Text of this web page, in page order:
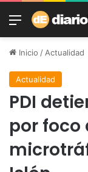
Menú
Inicio /Actualidad
Actualidad
PDI
por foco